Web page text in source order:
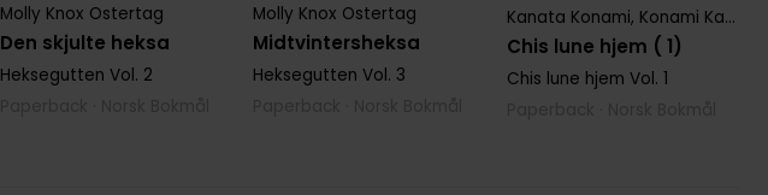
Den skjulte heksa
Molly Knox Ostertag
Heksegutten Vol. 2
Midtvintersheksa
Molly Knox Ostertag
Heksegutten Vol. 3
Chis lune hjem ( 1)
Kanata Konami, Konami Kanata
Chis lune hjem Vol. 1